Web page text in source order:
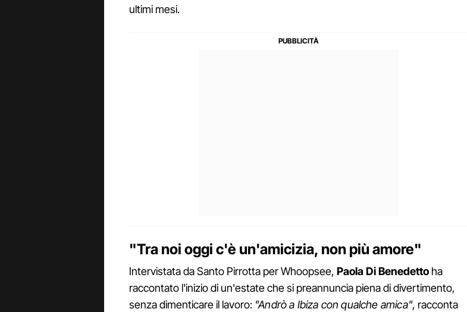
ultimi mesi.
"Tra noi oggi c'è un'amicizia, non più amore"
Intervistata da Santo Pirrotta per Whoopsee, Paola Di Benedetto ha
raccontato l'inizio di un'estate che si preannuncia piena di divertimento,
senza dimenticare il lavoro: "Andrò a Ibiza con qualche amica", racconta